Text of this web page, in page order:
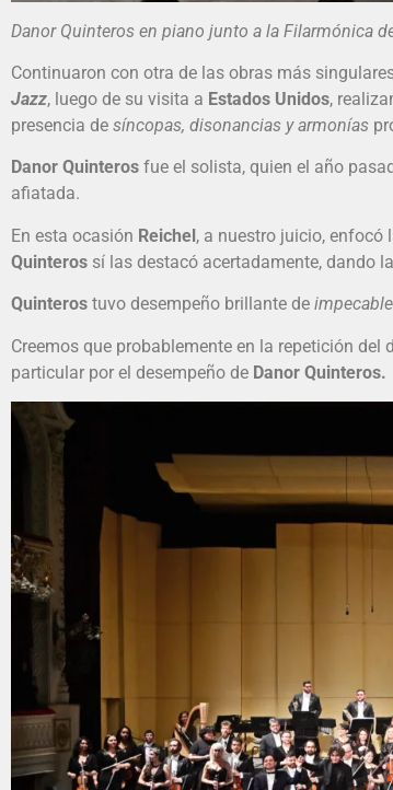
Danor Quinteros en piano junto a la Filarmónica
Continuaron con otra de las obras más
Jazz, luego de su visita a Estados Unidos,
presencia de síncopas, disonancias y armonías
Danor Quinteros fue el solista, quien el año
afiatada.
En esta ocasión Reichel, a nuestro juicio,
Quinteros sí las destacó acertadamente, dando
Quinteros tuvo desempeño brillante de
Creemos que probablemente en la repetición
particular por el desempeño de Danor Quinteros.